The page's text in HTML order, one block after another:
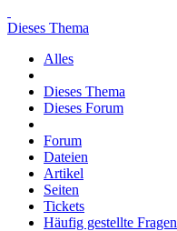
Dieses Thema
Alles
Dieses Thema
Dieses Forum
Forum
Dateien
Artikel
Seiten
Tickets
Häufig gestellte Fragen